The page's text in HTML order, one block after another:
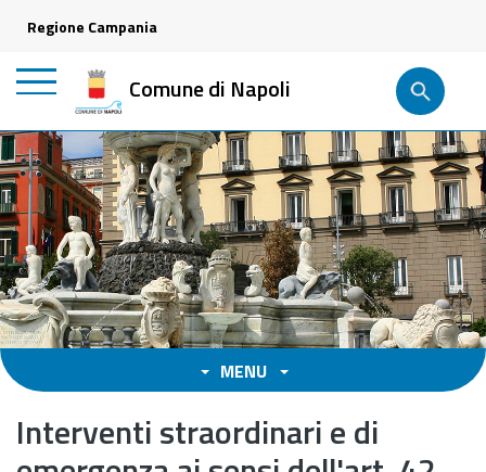
Regione Campania
Comune di Napoli
MENU
Interventi straordinari e di